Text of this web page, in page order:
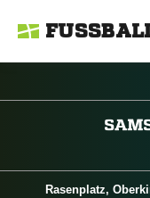
Rasenplatz,